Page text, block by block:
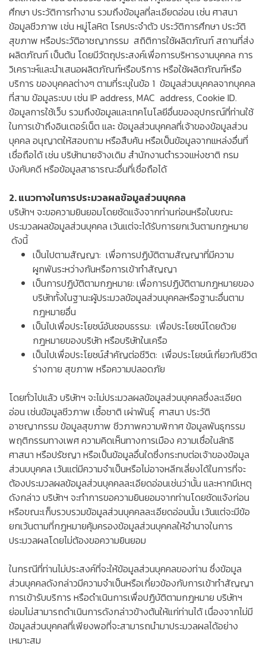
ศึกษา ประวัติการทำงาน รวมถึงข้อมูลที่ละเอียดอ่อน เช่น ศาสนา
ข้อมูลชีวภาพ เช่น หมู่โลหิต โรคประจำตัว ประวัติการศึกษา ประวัติ
สุขภาพ หรือประวัติอาชญากรรม สถิติการใช้ผลิตภัณฑ์ สถานที่ส่ง
ผลิตภัณฑ์ เป็นต้น โดยมีวัตถุประสงค์เพื่อการบริหารงานบุคคล การ
วิเคราะห์และนำเสนอผลิตภัณฑ์หรือบริการ หรือใช้ผลิตภัณฑ์หรือ
บริการ ของบุคคลต่างๆ ตามที่ระบุในข้อ 1 ข้อมูลส่วนบุคคลจากบุคคล
ที่สาม ข้อมูลระบบ เช่น IP address, MAC address, Cookie ID.
ข้อมูลการใช้เว็บ รวมถึงข้อมูลและเทคโนโลยีอื่นของอุปกรณ์ที่ท่านใช้
ในการเข้าถึงอินเตอร์เน็ต และ ข้อมูลส่วนบุคคลที่เจ้าของข้อมูลส่วน
บุคคล อนุญาตให้สอบถาม หรือสืบค้น หรือเป็นข้อมูลจากแหล่งอื่นที่
เชื่อถือได้ เช่น บริษัทนายจ้างเดิม สำนักงานตำรวจแห่งชาติ กรม
บังคับคดี หรือข้อมูลสาธารณะอื่นที่เชื่อถือได้
2. แนวทางในการประมวลผลข้อมูลส่วนบุคคล
บริษัทฯ จะขอความยินยอมโดยชัดแจ้งจากท่านก่อนหรือในขณะ
ประมวลผลข้อมูลส่วนบุคคล เว้นแต่จะได้รับการยกเว้นตามกฎหมาย
ดังนี้
เป็นไปตามสัญญา: เพื่อการปฏิบัติตามสัญญาที่มีความ
ผูกพันระหว่างกันหรือการเข้าทำสัญญา
เป็นการปฏิบัติตามกฎหมาย: เพื่อการปฏิบัติตามกฎหมายของ
บริษัททั้งในฐานะผู้ประมวลข้อมูลส่วนบุคคลหรือฐานะอื่นตาม
กฎหมายอื่น
เป็นไปเพื่อประโยชน์อันชอบธรรม: เพื่อประโยชน์โดยด้วย
กฎหมายของบริษัท หรือบริษัทในเครือ
เป็นไปเพื่อประโยชน์สำคัญต่อชีวิต: เพื่อประโยชน์เกี่ยวกับชีวิต
ร่างกาย สุขภาพ หรือความปลอดภัย
โดยทั่วไปแล้ว บริษัทฯ จะไม่ประมวลผลข้อมูลส่วนบุคคลซึ่งละเอียด
อ่อน เช่นข้อมูลชีวภาพ เชื้อชาติ เผ่าพันธุ์ ศาสนา ประวัติ
อาชญากรรม ข้อมูลสุขภาพ ชีวภาพความพิกาศ ข้อมูลพันธุกรรม
พฤติกรรมทางเพศ ความคิดเห็นทางการเมือง ความเชื่อในลัทธิ
ศาสนา หรือปรัชญา หรือเป็นข้อมูลอื่นใดซึ่งกระทบต่อเจ้าของข้อมูล
ส่วนบบุคคล เว้นแต่มีความจำเป็นหรือไม่อาจหลีกเลี่ยงได้ในการที่จะ
ต้องประมวลผลข้อมูลส่วนบุคคลละเอียดอ่อนเช่นว่านั้น และหากมีเหตุ
ดังกล่าว บริษัทฯ จะทำการขอความยินยอมจากท่านโดยชัดแจ้งก่อน
หรือขณะเก็บรวบรวมข้อมูลส่วนบุคคลละเอียดอ่อนนั้น เว้นแต่จะมีข้อ
ยกเว้นตามที่กฎหมายคุ้มครองข้อมูลส่วนบุคคลให้อำนาจในการ
ประมวลผลโดยไม่ต้องขอความยินยอม
ในกรณีที่ท่านไม่ประสงค์ที่จะให้ข้อมูลส่วนบุคคลของท่าน ซึ่งข้อมูล
ส่วนบุคคลดังกล่าวมีความจำเป็นหรือเกี่ยวข้องกับการเข้าทำสัญญา
การเข้ารับบริการ หรือดำเนินการเพื่อปฏิบัติตามกฎหมาย บริษัทฯ
ย่อมไม่สามารถดำเนินการดังกล่าวข้างต้นให้แก่ท่านได้ เนื่องจากไม่มี
ข้อมูลส่วนบุคคลที่เพียงพอที่จะสามารถนำมาประมวลผลได้อย่าง
เหมาะสม